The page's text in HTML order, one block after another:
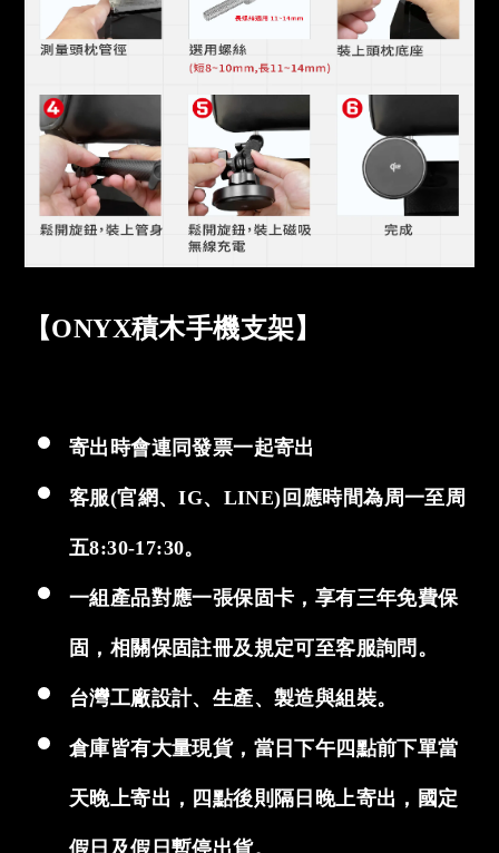
【ONYX積木手機支架】
寄出時會連同發票一起寄出
客服(官網、IG、LINE)回應時間為周一至周
五8:30-17:30。
一組產品對應一張保固卡，享有三年免費保
固，相關保固註冊及規定可至客服詢問。
台灣工廠設計、生產、製造與組裝。
倉庫皆有大量現貨，當日下午四點前下單當
天晚上寄出，四點後則隔日晚上寄出，國定
假日及假日暫停出貨。